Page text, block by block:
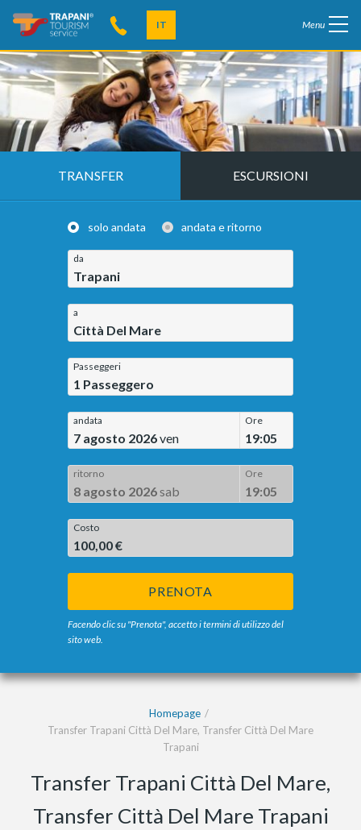
IT Menu
TRANSFER ESCURSIONI
solo andata andata e ritorno
da
Trapani
a
Città Del Mare
Passeggeri
1 Passeggero
andata
7 agosto 2026ven
Ore
19:05
ritorno
8 agosto 2026sab
Ore
19:05
Costo
100,00 €
PRENOTA
Facendo clic su "Prenota", accetto i termini di utilizzo del
sito web.
Homepage
Transfer Trapani Città Del Mare, Transfer Città Del Mare
Trapani
Transfer Trapani Città Del Mare,
Transfer Città Del Mare Trapani